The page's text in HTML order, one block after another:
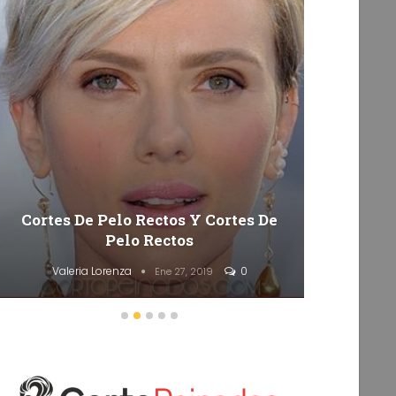
Cortes De Pelo Rectos Y Cortes De
Pelo Rectos
Valeria Lorenza Ene 27, 2019 0